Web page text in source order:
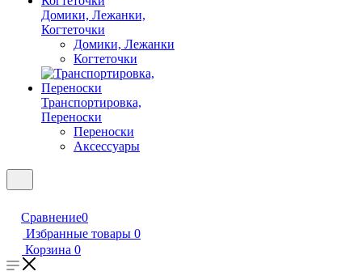
Домики, Лежанки,
Когтеточки
Домики, Лежанки
Когтеточки
Транспортировка,
Переноски
Переноски
Аксессуары
Сравнение0
Избранные товары 0
Корзина 0